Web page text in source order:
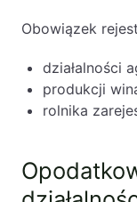
Obowiązek
działalności
produkcji
rolnika